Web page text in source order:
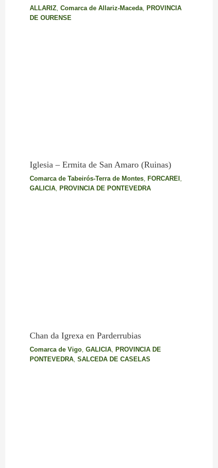
ALLARIZ, Comarca de Allariz-Maceda,
PROVINCIA
DE OURENSE
Iglesia – Ermita de San Amaro (Ruinas)
Comarca de Tabeirós-Terra de Montes, FORCAREI ,
GALICIA, PROVINCIA DE PONTEVEDRA
Chan da Igrexa en Parderrubias
Comarca de Vigo, GALICIA, PROVINCIA DE
PONTEVEDRA, SALCEDA DE CASELAS